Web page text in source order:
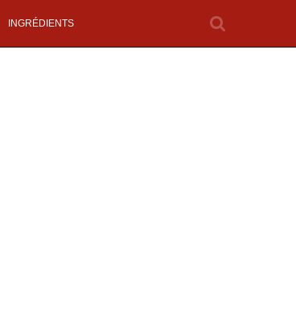
INGRÉDIENTS